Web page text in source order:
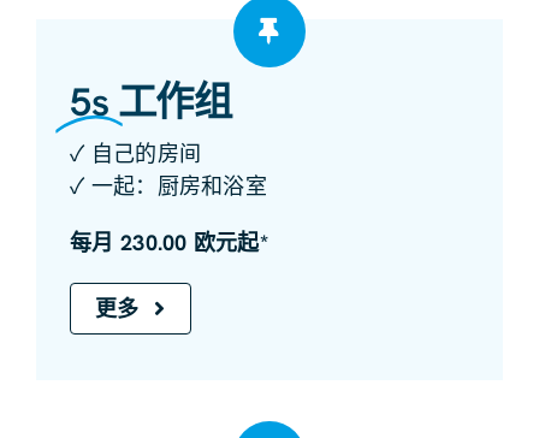
5s 工作组
✓ 自己的房间
✓ 一起：厨房和浴室
每月 230.00 欧元起*
更多